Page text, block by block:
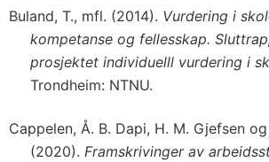
Buland, T., mfl. (2014). Vurdering i
kompetanse og fellesskap.
prosjektet individuelll vurdering i
Trondheim: NTNU.
Cappelen, Å. B. Dapi, H. M. Gjefsen
(2020). Framskrivinger av